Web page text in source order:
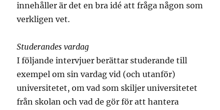
innehåller är det en bra idé att fråga någon som
verkligen vet.
Studerandes vardag
I följande intervjuer berättar studerande till
exempel om sin vardag vid (och utanför)
universitetet, om vad som skiljer universitetet
från skolan och vad de gör för att hantera